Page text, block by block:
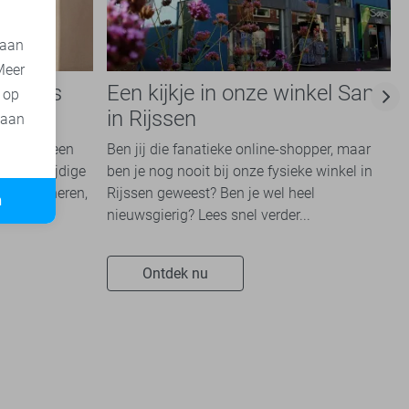
basis
die een
veelzijdige
combineren,
Een kijkje in onze winkel Sans
in Rijssen
Ben jij die fanatieke online-shopper, maar
ben je nog nooit bij onze fysieke winkel in
Rijssen geweest? Ben je wel heel
nieuwsgierig? Lees snel verder...
Ontdek nu